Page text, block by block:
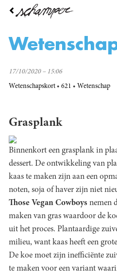
Overslaan
inhoud
17/10/2020 – 15:06
Wetenschapskort 621 Wetenschap
Grasplank
Binnenkort een grasplank in
dessert. De ontwikkeling van
kaas te maken zijn aan een
noten, soja of haver zijn niet
Those Vegan Cowboys nemen
maken van gras waardoor de
uit het proces. Plantaardige
milieu, want kaas heeft een
De koe moet zijn inefficiënte
te maken voor een variant